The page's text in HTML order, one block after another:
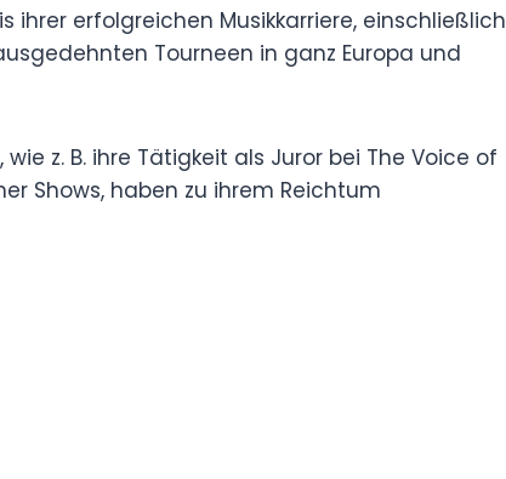
ihrer erfolgreichen Musikkarriere, einschließlich
Tourneen in ganz Europa und
z. B. ihre Tätigkeit als Juror bei The Voice of
Shows, haben zu ihrem Reichtum